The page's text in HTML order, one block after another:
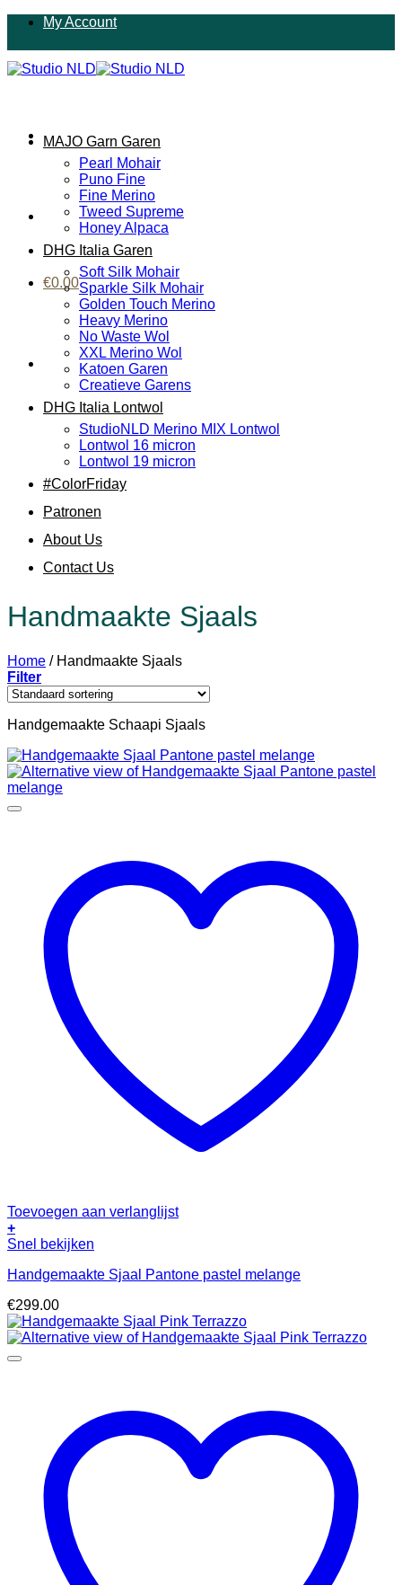
inhoud
My Account
€0.00
MAJO Garn Garen
Pearl Mohair
Puno Fine
Fine Merino
Tweed Supreme
Honey Alpaca
DHG Italia Garen
Soft Silk Mohair
Sparkle Silk Mohair
Golden Touch Merino
Heavy Merino
No Waste Wol
XXL Merino Wol
Katoen Garen
Creatieve Garens
DHG Italia Lontwol
StudioNLD Merino MIX Lontwol
Lontwol 16 micron
Lontwol 19 micron
#ColorFriday
Patronen
About Us
Contact Us
Handmaakte Sjaals
Home /Handmaakte Sjaals
Filter
Handgemaakte Schaapi Sjaals
Toevoegen aan verlanglijst
+
Snel bekijken
Handgemaakte Sjaal Pantone pastel melange
€299.00